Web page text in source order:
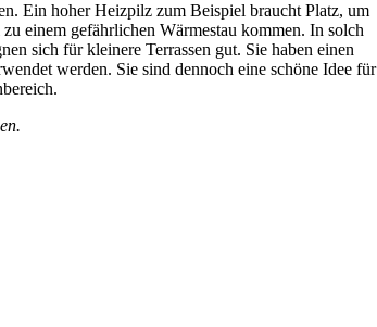
Ein hoher Heizpilz zum Beispiel braucht Platz, um
einem gefährlichen Wärmestau kommen. In solch
sich für kleinere Terrassen gut. Sie haben einen
werden. Sie sind dennoch eine schöne Idee für